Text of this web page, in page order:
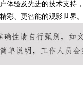
体验及先进的技术支持
彩、更智能的观影世界。